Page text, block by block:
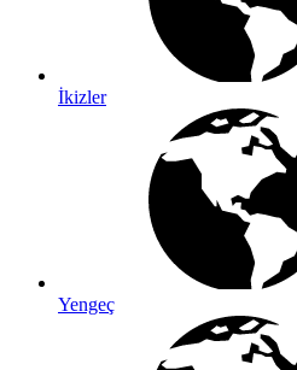
İkizler
Yengeç